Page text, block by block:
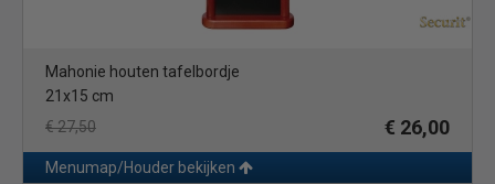
Mahonie houten tafelbordje
21x15 cm
€ 27,50
€ 26,00
Menumap/Houder bekijken